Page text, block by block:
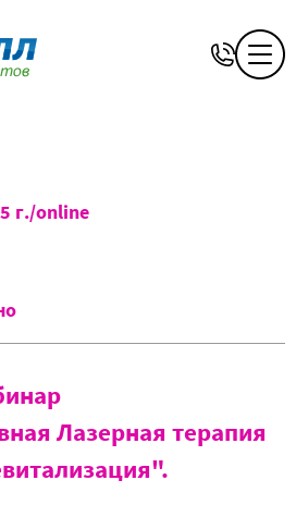
г./online
Лазерная терапия